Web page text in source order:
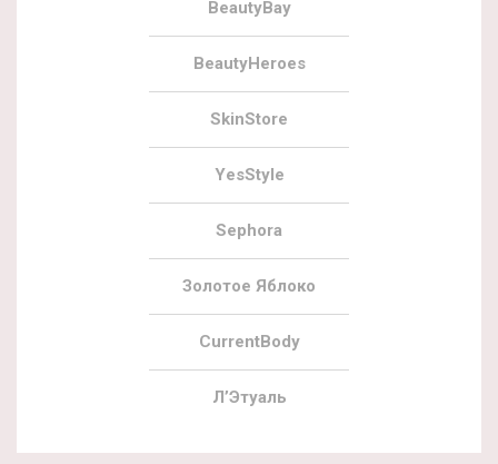
BeautyBay
BeautyHeroes
SkinStore
YesStyle
Sephora
Золотое Яблоко
CurrentBody
Л’Этуаль